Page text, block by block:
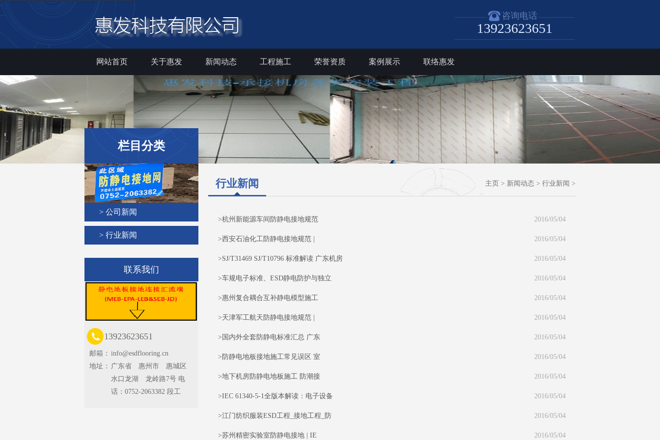
咨询电话
13923623651
网站首页 关于惠发 新闻动态 工程施工 荣誉资质 案例展示 联络惠发
栏目分类
> 公司新闻
> 行业新闻
联系我们
13923623651
邮箱： info@esdflooring.cn
地址： 广东省 惠州市 惠城区
水口龙湖 龙岭路7号 电
话：0752-2063382 段工
行业新闻 主页 > 新闻动态 > 行业新闻 >
2016/05/04
>杭州新能源车间防静电接地规范
2016/05/04
>西安石油化工防静电接地规范 |
2016/05/04
>SJ/T31469 SJ/T10796 标准解读 广东机房
2016/05/04
>车规电子标准、ESD静电防护与独立
2016/05/04
>惠州复合耦合互补静电模型施工
2016/05/04
>天津军工航天防静电接地规范 |
2016/05/04
>国内外全套防静电标准汇总 广东
2016/05/04
>防静电地板接地施工常见误区 室
2016/05/04
>地下机房防静电地板施工 防潮接
2016/05/04
>IEC 61340-5-1全版本解读：电子设备
2016/05/04
>江门纺织服装ESD工程_接地工程_防
2016/05/04
>苏州精密实验室防静电接地 | IE